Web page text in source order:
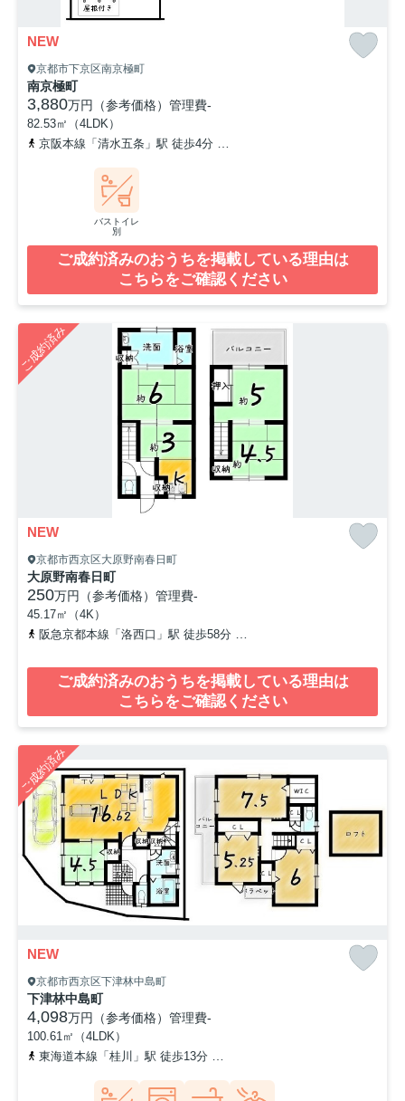
NEW
京都市下京区南京極町
南京極町
3,880万円（参考価格） 管理費-
82.53㎡（4LDK）
京阪本線「清水五条」駅 徒歩4分
バストイレ
別
ご成約済みのおうちを掲載している理由は
こちらをご確認ください
ご成約済み
NEW
京都市西京区大原野南春日町
大原野南春日町
250万円（参考価格） 管理費-
45.17㎡（4K）
阪急京都本線「洛西口」駅 徒歩58分
ご成約済みのおうちを掲載している理由は
こちらをご確認ください
ご成約済み
NEW
京都市西京区下津林中島町
下津林中島町
4,098万円（参考価格） 管理費-
100.61㎡（4LDK）
東海道本線「桂川」駅 徒歩13分